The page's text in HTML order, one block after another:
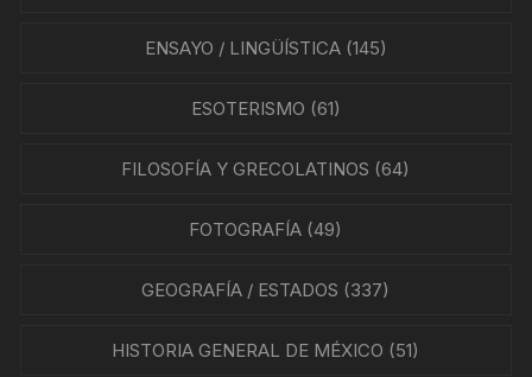
ENSAYO / LINGÜÍSTICA(145)
ESOTERISMO (61)
FILOSOFÍA Y GRECOLATINOS (64)
FOTOGRAFÍA (49)
GEOGRAFÍA / ESTADOS (337)
HISTORIA GENERAL DE MÉXICO (51)